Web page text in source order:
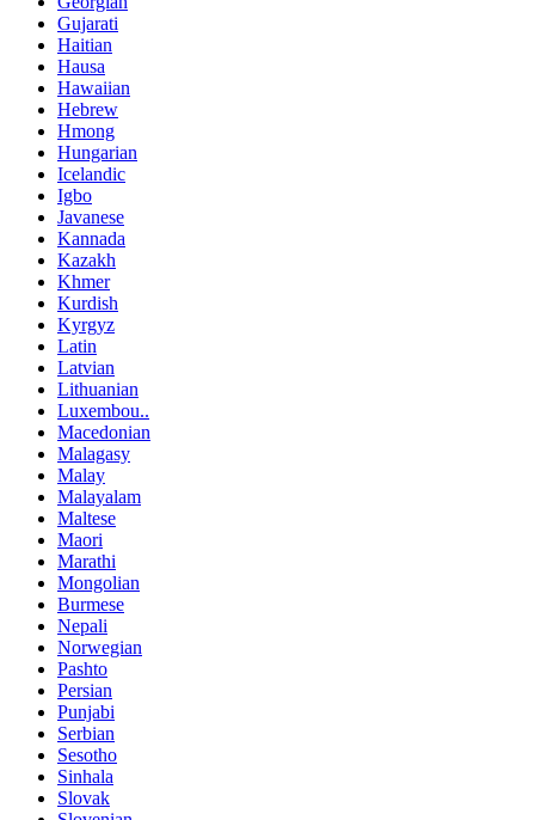
Gujarati
Haitian
Hausa
Hawaiian
Hebrew
Hmong
Hungarian
Icelandic
Igbo
Javanese
Kannada
Kazakh
Khmer
Kurdish
Kyrgyz
Latin
Latvian
Lithuanian
Luxembou..
Macedonian
Malagasy
Malay
Malayalam
Maltese
Maori
Marathi
Mongolian
Burmese
Nepali
Norwegian
Pashto
Persian
Punjabi
Serbian
Sesotho
Sinhala
Slovak